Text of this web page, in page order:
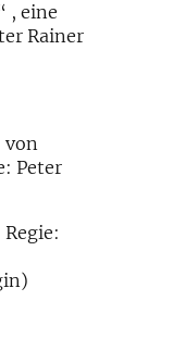
, eine
Rainer
von
Peter